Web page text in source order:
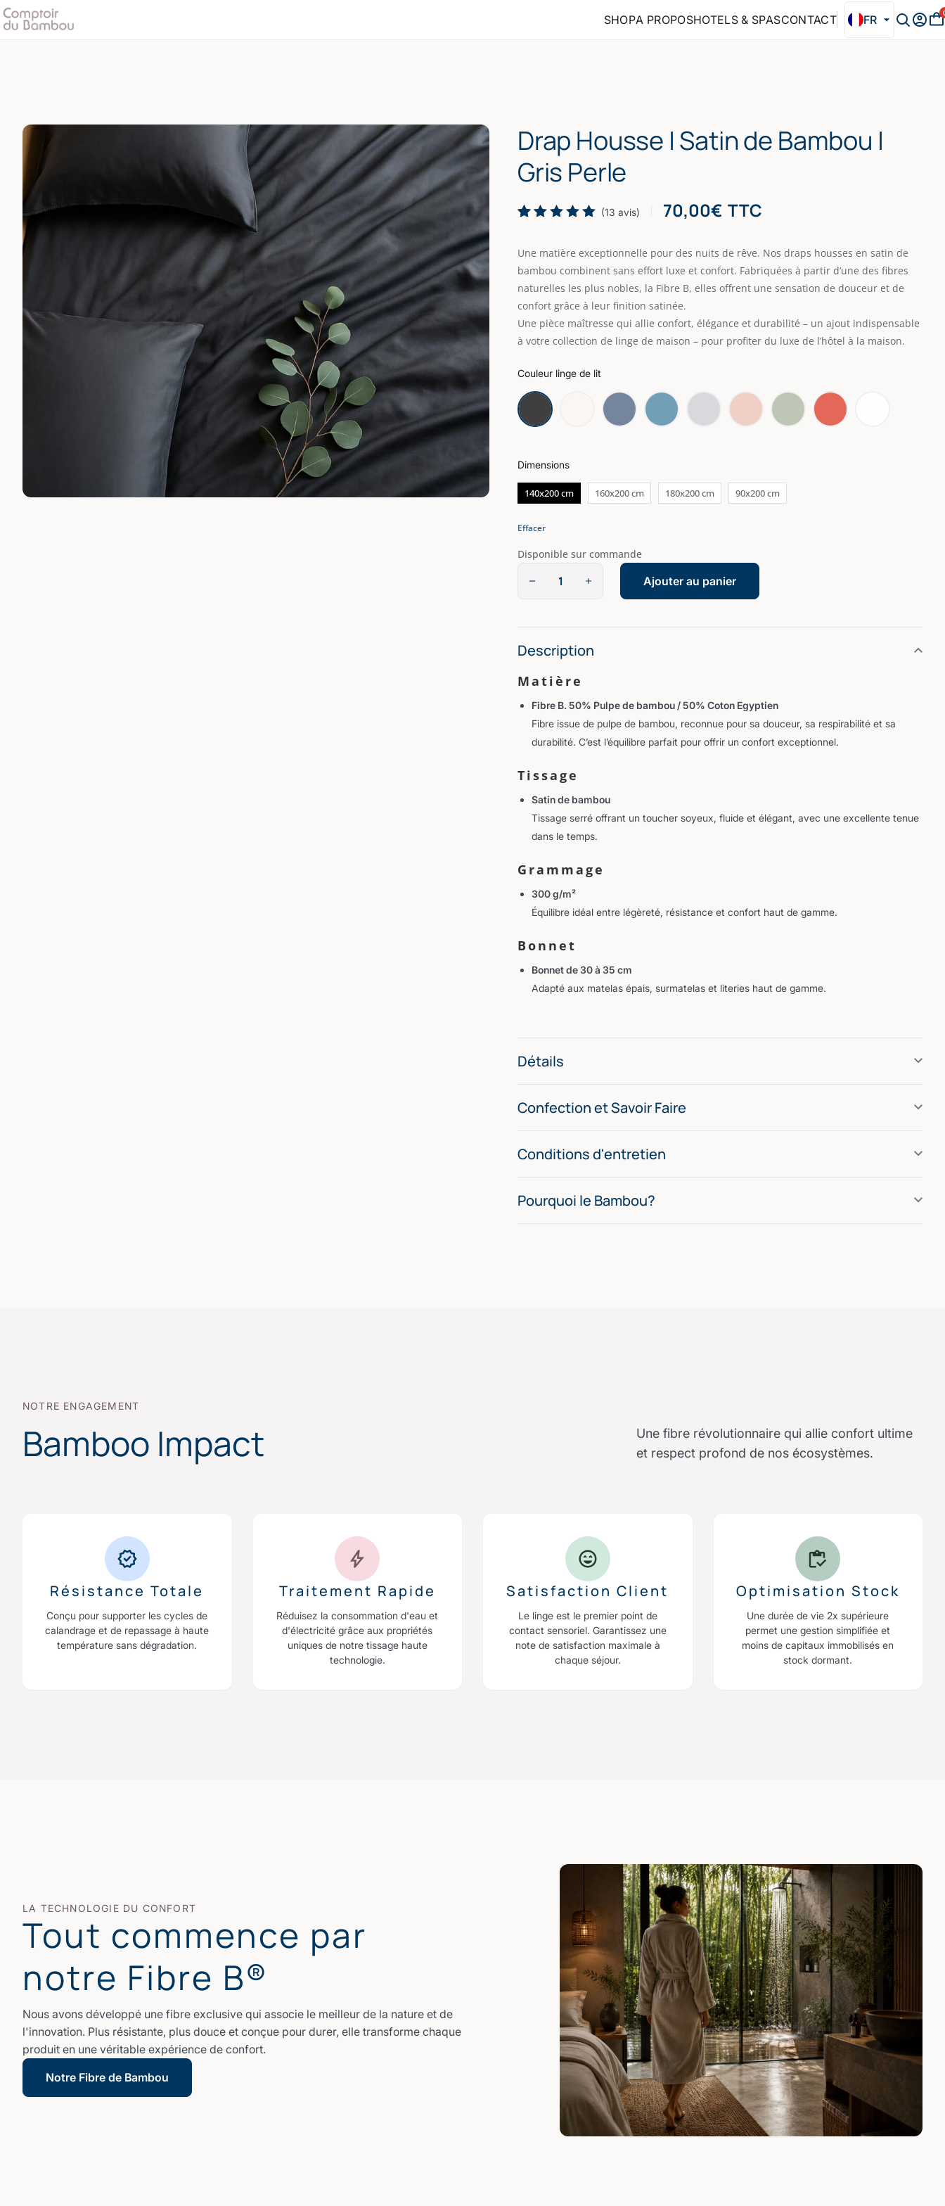
SHOPA PROPOSHOTELS & SPASCONTACT FR
Drap Housse | Satin de Bambou |
Gris Perle
basé
sur
client
(13 avis) 70,00€ TTC
Une matière exceptionnelle pour des nuits de rêve. Nos draps housses en satin de
bambou combinent sans effort luxe et confort. Fabriquées à partir d’une des fibres
naturelles les plus nobles, la Fibre B, elles offrent une sensation de douceur et de
confort grâce à leur finition satinée.
Une pièce maîtresse qui allie confort, élégance et durabilité – un ajout indispensable
à votre collection de linge de maison – pour profiter du luxe de l’hôtel à la maison.
Couleur linge de lit
Dimensions
140x200 cm 160x200 cm 180x200 cm 90x200 cm
Effacer
Disponible sur commande
Satin
Bambou
|
Perle
Ajouter au panier
Description
Matière
Fibre B. 50% Pulpe de bambou / 50% Coton Egyptien
Fibre issue de pulpe de bambou, reconnue pour sa douceur, sa respirabilité et sa
durabilité. C’est l’équilibre parfait pour offrir un confort exceptionnel.
Tissage
Satin de bambou
Tissage serré offrant un toucher soyeux, fluide et élégant, avec une excellente tenue
dans le temps.
Grammage
300 g/m²
Équilibre idéal entre légèreté, résistance et confort haut de gamme.
Bonnet
Bonnet de 30 à 35 cm
Adapté aux matelas épais, surmatelas et literies haut de gamme.
Détails
Confection et Savoir Faire
Conditions d'entretien
Pourquoi le Bambou?
NOTRE ENGAGEMENT
Bamboo Impact
Une fibre révolutionnaire qui allie confort ultime
et respect profond de nos écosystèmes.
Résistance Totale
Conçu pour supporter les cycles de
calandrage et de repassage à haute
température sans dégradation.
Traitement Rapide
Réduisez la consommation d'eau et
d'électricité grâce aux propriétés
uniques de notre tissage haute
technologie.
Satisfaction Client
Le linge est le premier point de
contact sensoriel. Garantissez une
note de satisfaction maximale à
chaque séjour.
Optimisation Stock
Une durée de vie 2x supérieure
permet une gestion simplifiée et
moins de capitaux immobilisés en
stock dormant.
LA TECHNOLOGIE DU CONFORT
Tout commence par
notre Fibre B®
Nous avons développé une fibre exclusive qui associe le meilleur de la nature et de
l'innovation. Plus résistante, plus douce et conçue pour durer, elle transforme chaque
produit en une véritable expérience de confort.
Notre Fibre de Bambou